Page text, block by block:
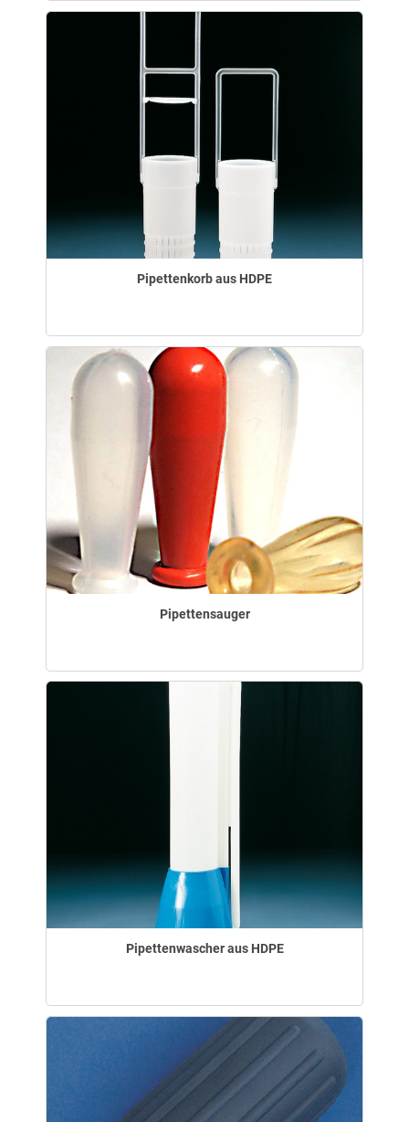
Pipettenkorb aus HDPE
Pipettensauger
Pipettenwascher aus HDPE